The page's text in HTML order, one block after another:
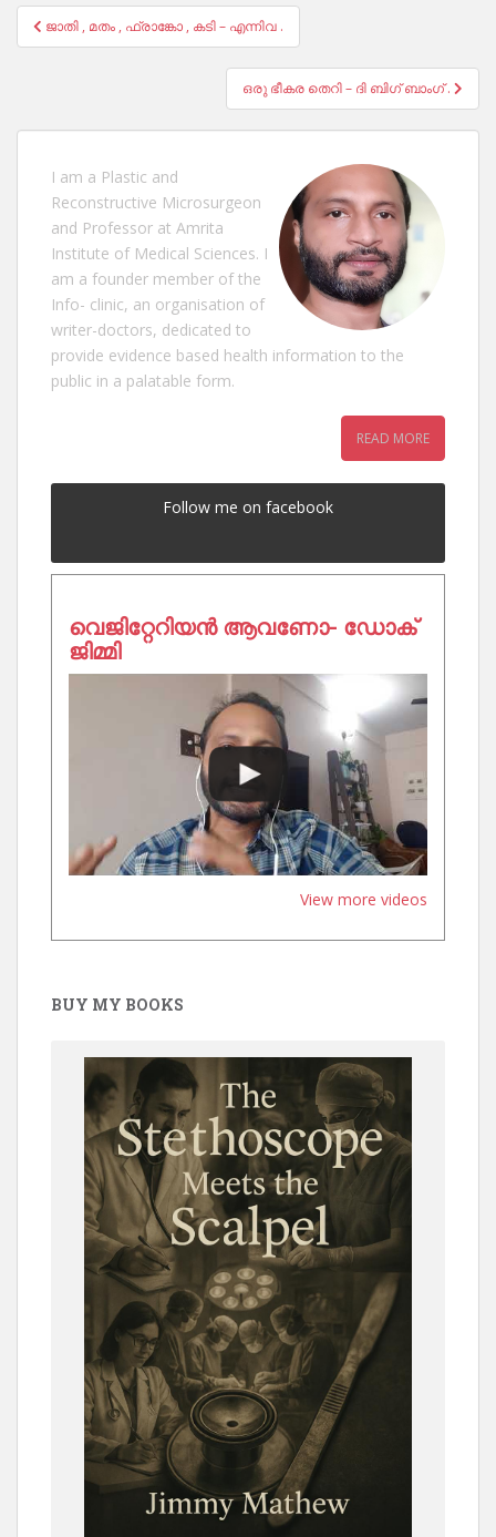
Post
navigation
ജാതി , മതം , ഫ്രാങ്കോ , കടി – എന്നിവ .
ഒരു ഭീകര തെറി – ദി ബിഗ് ബാംഗ് .
I am a Plastic and
Reconstructive Microsurgeon
and Professor at Amrita
Institute of Medical Sciences. I
am a founder member of the
Info- clinic, an organisation of
writer-doctors, dedicated to
provide evidence based health information to the
public in a palatable form.
READ MORE
Follow me on facebook
വെജിറ്റേറിയൻ ആവണോ- ഡോക്
ജിമ്മി
View more videos
BUY MY BOOKS